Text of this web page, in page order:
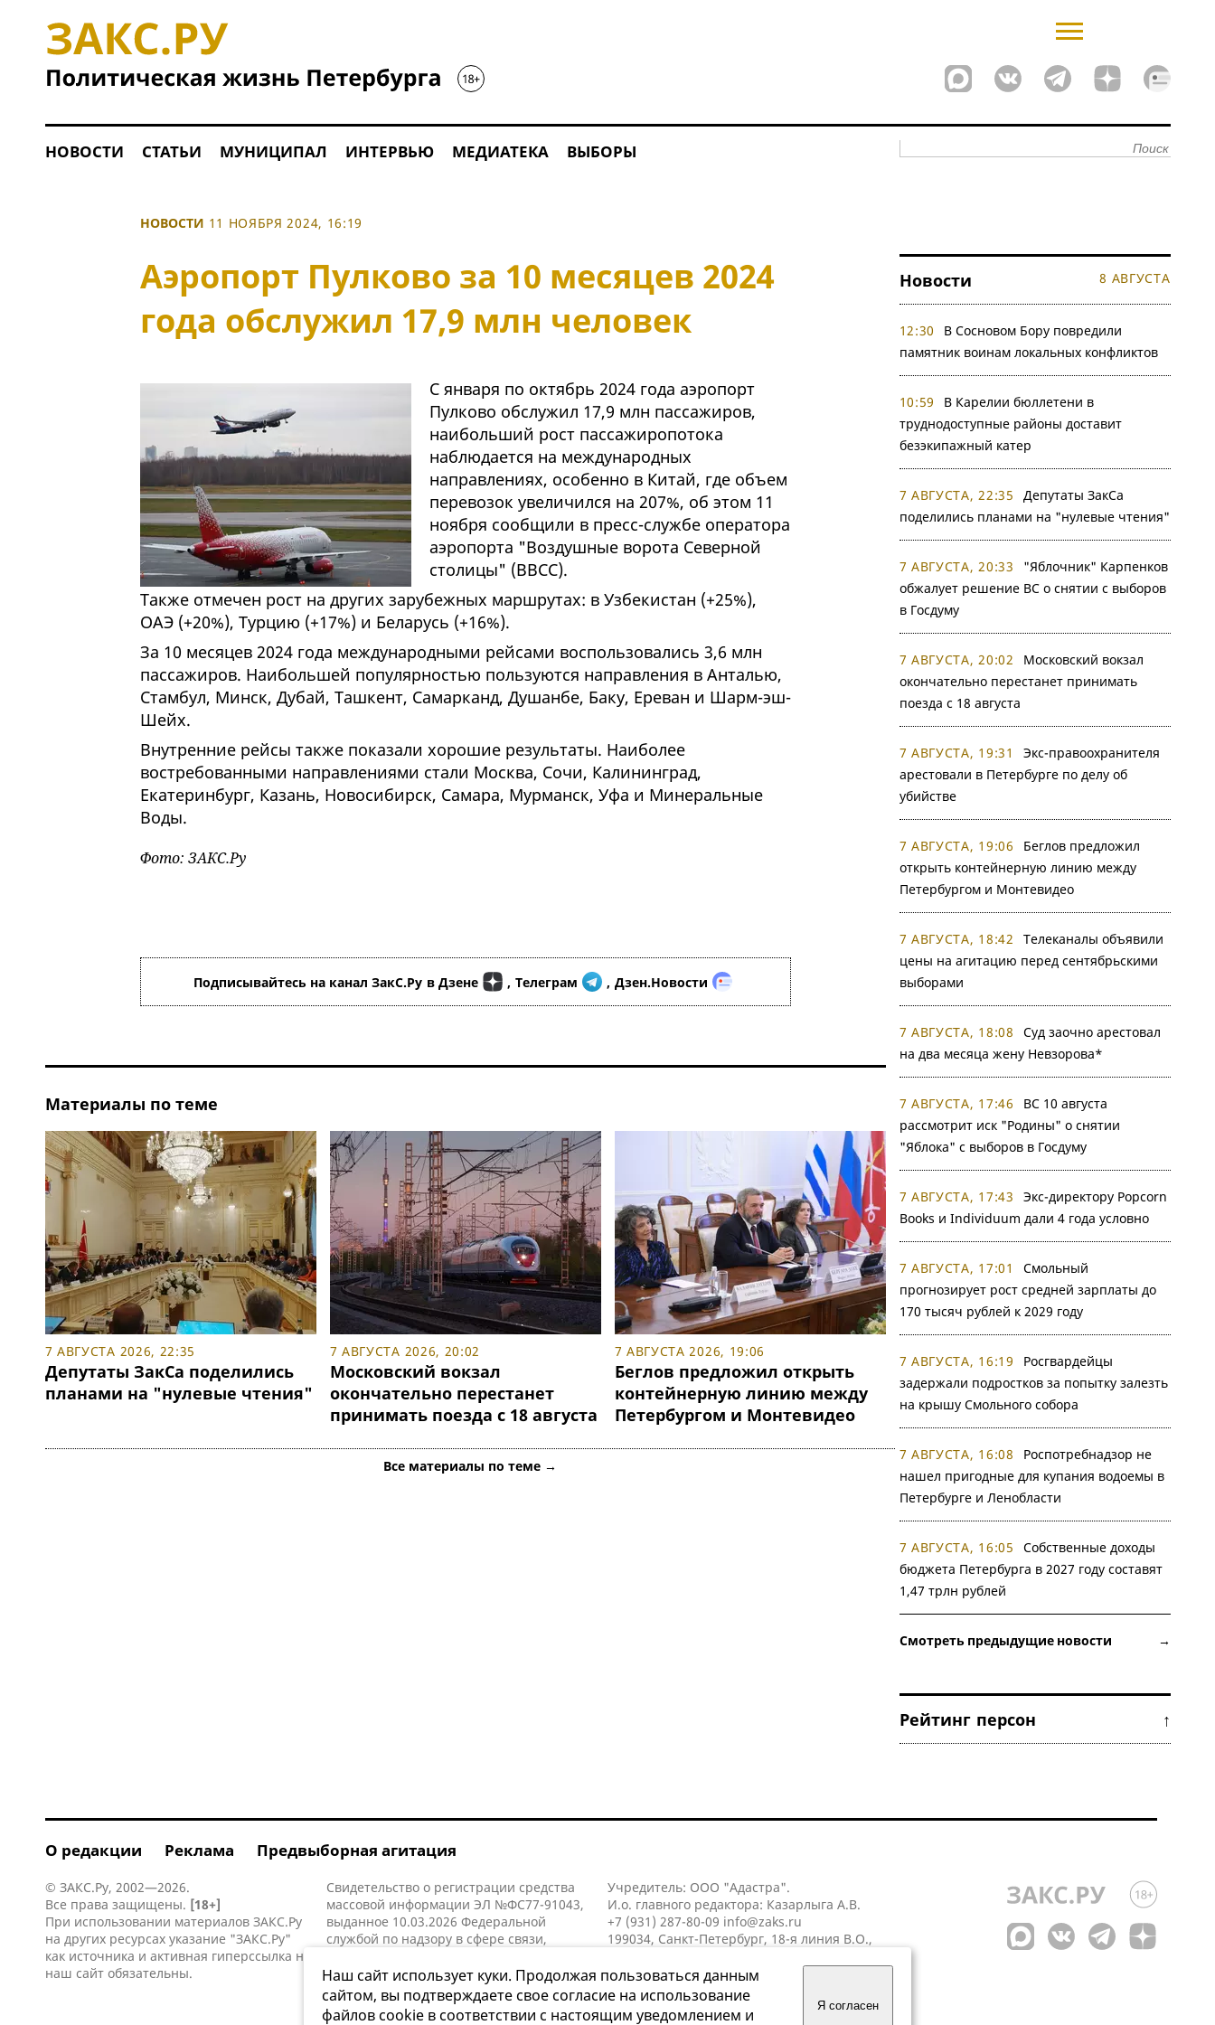
НОВОСТИ СТАТЬИ МУНИЦИПАЛ ИНТЕРВЬЮ МЕДИАТЕКА ВЫБОРЫ
НОВОСТИ 11 НОЯБРЯ 2024, 16:19
Аэропорт Пулково за 10 месяцев 2024
года обслужил 17,9 млн человек
С января по октябрь 2024 года аэропорт
Пулково обслужил 17,9 млн пассажиров,
наибольший рост пассажиропотока
наблюдается на международных
направлениях, особенно в Китай, где объем
перевозок увеличился на 207%, об этом 11
ноября сообщили в пресс-службе оператора
аэропорта "Воздушные ворота Северной
столицы" (ВВСС).
Также отмечен рост на других зарубежных маршрутах: в Узбекистан (+25%),
ОАЭ (+20%), Турцию (+17%) и Беларусь (+16%).
За 10 месяцев 2024 года международными рейсами воспользовались 3,6 млн
пассажиров. Наибольшей популярностью пользуются направления в Анталью,
Стамбул, Минск, Дубай, Ташкент, Самарканд, Душанбе, Баку, Ереван и Шарм-эш-
Шейх.
Внутренние рейсы также показали хорошие результаты. Наиболее
востребованными направлениями стали Москва, Сочи, Калининград,
Екатеринбург, Казань, Новосибирск, Самара, Мурманск, Уфа и Минеральные
Воды.
Фото: ЗАКС.Ру
Подписывайтесь на канал ЗакС.Ру в Дзене , Телеграм , Дзен.Новости
Материалы по теме
7 АВГУСТА 2026, 22:35
Депутаты ЗакСа поделились
планами на "нулевые чтения"
7 АВГУСТА 2026, 20:02
Московский вокзал
окончательно перестанет
принимать поезда с 18 августа
7 АВГУСТА 2026, 19:06
Беглов предложил открыть
контейнерную линию между
Петербургом и Монтевидео
Все материалы по теме →
Новости 8 АВГУСТА
12:30
В Сосновом Бору повредили
памятник воинам локальных конфликтов
10:59
В Карелии бюллетени в
труднодоступные районы доставит
безэкипажный катер
7 АВГУСТА, 22:35
Депутаты ЗакСа
поделились планами на "нулевые чтения"
7 АВГУСТА, 20:33
"Яблочник" Карпенков
обжалует решение ВС о снятии с выборов
в Госдуму
7 АВГУСТА, 20:02
Московский вокзал
окончательно перестанет принимать
поезда с 18 августа
7 АВГУСТА, 19:31
Экс-правоохранителя
арестовали в Петербурге по делу об
убийстве
7 АВГУСТА, 19:06
Беглов предложил
открыть контейнерную линию между
Петербургом и Монтевидео
7 АВГУСТА, 18:42
Телеканалы объявили
цены на агитацию перед сентябрьскими
выборами
7 АВГУСТА, 18:08
Суд заочно арестовал
на два месяца жену Невзорова*
7 АВГУСТА, 17:46
ВС 10 августа
рассмотрит иск "Родины" о снятии
"Яблока" с выборов в Госдуму
7 АВГУСТА, 17:43
Экс-директору Popcorn
Books и Individuum дали 4 года условно
7 АВГУСТА, 17:01
Смольный
прогнозирует рост средней зарплаты до
170 тысяч рублей к 2029 году
7 АВГУСТА, 16:19
Росгвардейцы
задержали подростков за попытку залезть
на крышу Смольного собора
7 АВГУСТА, 16:08
Роспотребнадзор не
нашел пригодные для купания водоемы в
Петербурге и Ленобласти
7 АВГУСТА, 16:05
Собственные доходы
бюджета Петербурга в 2027 году составят
1,47 трлн рублей
Смотреть предыдущие новости →
Рейтинг персон ↑
О редакции Реклама Предвыборная агитация
© ЗАКС.Ру, 2002—2026.
Все права защищены. [18+]
При использовании материалов ЗАКС.Ру
на других ресурсах указание "ЗАКС.Ру"
как источника и активная гиперссылка на
наш сайт обязательны.
Свидетельство о регистрации средства
массовой информации ЭЛ №ФС77-91043,
выданное 10.03.2026 Федеральной
службой по надзору в сфере связи,
коммуникаций (Роскомнадзор).
Учредитель: ООО "Адастра".
И.о. главного редактора: Казарлыга А.В.
+7 (931) 287-80-09 info@zaks.ru
199034, Санкт-Петербург, 18-я линия В.О.,
Наш сайт использует куки. Продолжая пользоваться данным
сайтом, вы подтверждаете свое согласие на использование
файлов cookie в соответствии с настоящим уведомлением и
Я согласен